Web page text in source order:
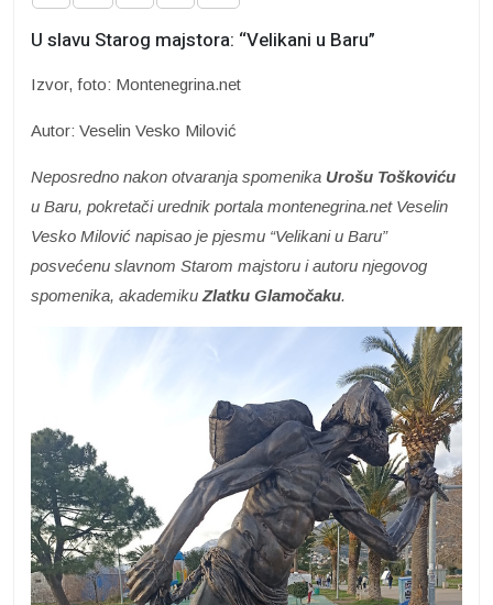
U slavu Starog majstora: “Velikani u Baru”
Izvor, foto: Montenegrina.net
Autor: Veselin Vesko Milović
Neposredno nakon otvaranja spomenika Urošu Toškoviću
u Baru, pokretači urednik portala montenegrina.net Veselin
Vesko Milović napisao je pjesmu “Velikani u Baru”
posvećenu slavnom Starom majstoru i autoru njegovog
spomenika, akademiku Zlatku Glamočaku.